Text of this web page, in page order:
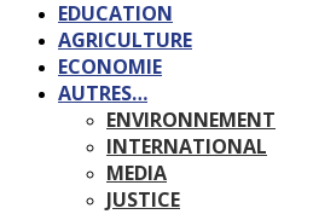
EDUCATION
AGRICULTURE
ECONOMIE
AUTRES…
ENVIRONNEMENT
INTERNATIONAL
MEDIA
JUSTICE